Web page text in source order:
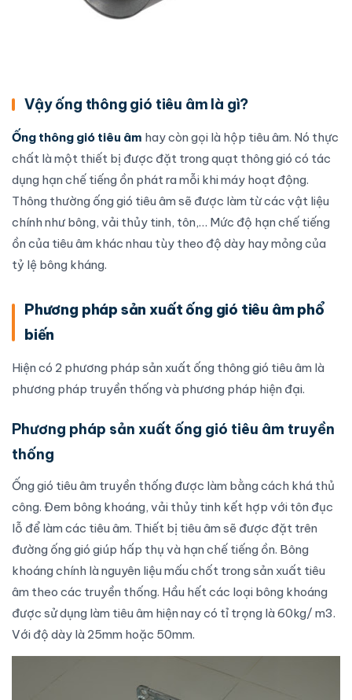
Vậy ống thông gió tiêu âm là gì?
Ống thông gió tiêu âm hay còn gọi là hộp tiêu âm. Nó thực
chất là một thiết bị được đặt trong quạt thông gió có tác
dụng hạn chế tiếng ồn phát ra mỗi khi máy hoạt động.
Thông thường ống gió tiêu âm sẽ được làm từ các vật liệu
chính như bông, vải thủy tinh, tôn,… Mức độ hạn chế tiếng
ồn của tiêu âm khác nhau tùy theo độ dày hay mỏng của
tỷ lệ bông kháng.
Phương pháp sản xuất ống gió tiêu âm phổ
biến
Hiện có 2 phương pháp sản xuất ống thông gió tiêu âm là
phương pháp truyền thống và phương pháp hiện đại.
Phương pháp sản xuất ống gió tiêu âm truyền
thống
Ống gió tiêu âm truyền thống được làm bằng cách khá thủ
công. Đem bông khoáng, vải thủy tinh kết hợp với tôn đục
lỗ để làm các tiêu âm. Thiết bị tiêu âm sẽ được đặt trên
đường ống gió giúp hấp thụ và hạn chế tiếng ồn. Bông
khoáng chính là nguyên liệu mấu chốt trong sản xuất tiêu
âm theo các truyền thống. Hầu hết các loại bông khoáng
được sử dụng làm tiêu âm hiện nay có tỉ trọng là 60kg/ m3.
Với độ dày là 25mm hoặc 50mm.